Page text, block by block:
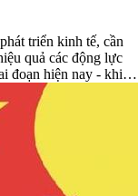
triển kinh tế, cần
quả các động lực
đoạn hiện nay - khi